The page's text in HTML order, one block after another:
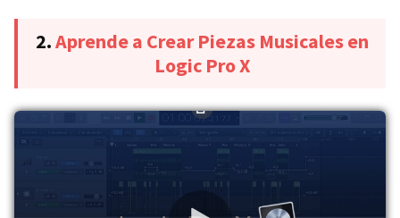
2.Aprende a Crear Piezas Musicales en
Logic Pro X